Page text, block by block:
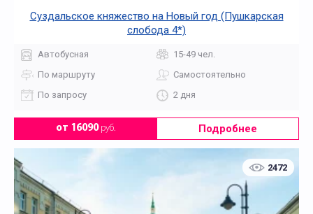
Суздальское княжество на Новый год (Пушкарская
слобода 4*)
Автобусная
15-49 чел.
По маршруту
Самостоятельно
По запросу
2 дня
от 16090руб. Подробнее
2472